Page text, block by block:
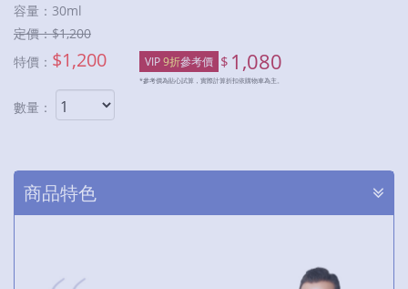
容量： 30ml
定價：$1,200
特價： $1,200 VIP9折參考價 $ 1,080
*參考價為貼心試算，實際計算折扣依購物車為主。
數量：
商品特色